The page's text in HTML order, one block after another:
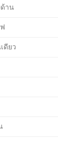
าน
ดียว